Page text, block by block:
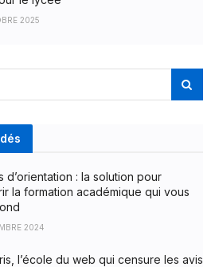
2025
d’orientation : la solution pour
la formation académique qui vous
2024
l’école du web qui censure les avis